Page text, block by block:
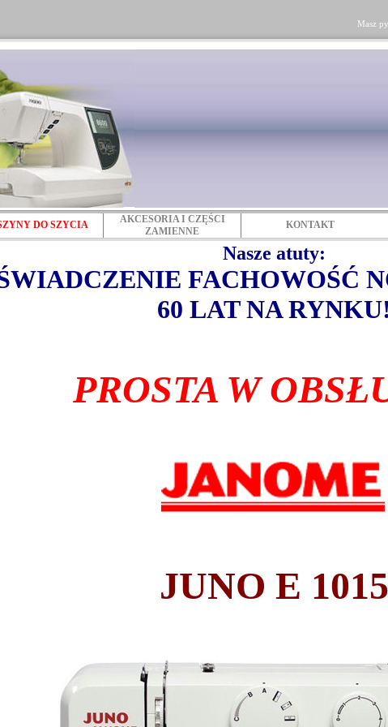
Masz
DO SZYCIA
AKCESORIA I CZĘŚCI
ZAMIENNE
KONTAKT
Nasze atuty:
FACHOWOŚĆ
60 LAT NA RYNKU!
PROSTA W
JUNO E 1015